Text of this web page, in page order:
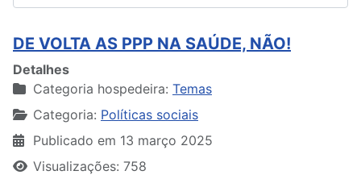
DE VOLTA AS PPP NA SAÚDE, NÃO!
Detalhes
Categoria hospedeira: Temas
Categoria: Políticas sociais
Publicado em 13 março 2025
Visualizações: 758